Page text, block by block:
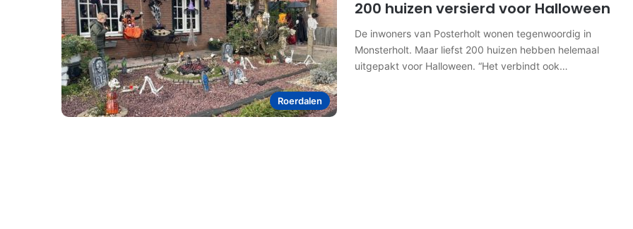
Roerdalen
200 huizen versierd voor Halloween
De inwoners van Posterholt wonen tegenwoordig in
Monsterholt. Maar liefst 200 huizen hebben helemaal
uitgepakt voor Halloween. “Het verbindt ook…